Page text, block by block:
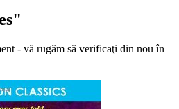
- vă rugăm să verificaţi din nou în